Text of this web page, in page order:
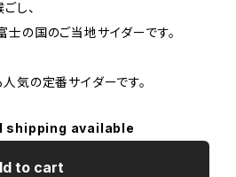
し、
の国のご当地サイダーです。
気の定番サイダーです。
shipping available
to cart